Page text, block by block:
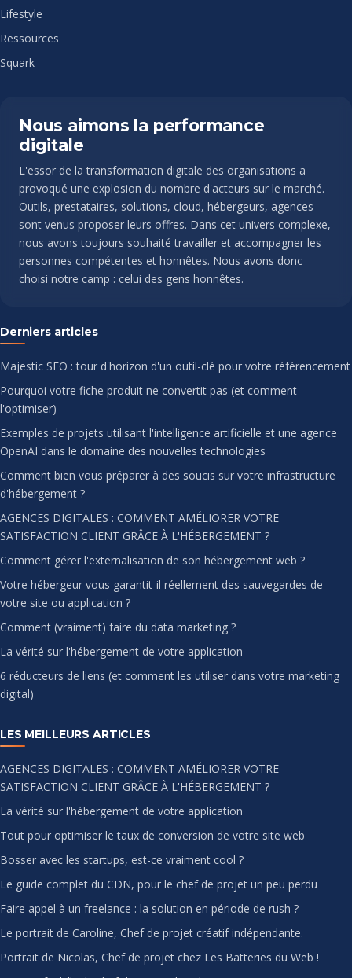
Lifestyle
Ressources
Squark
Nous aimons la performance
digitale
L'essor de la transformation digitale des organisations a
provoqué une explosion du nombre d'acteurs sur le marché.
Outils, prestataires, solutions, cloud, hébergeurs, agences
sont venus proposer leurs offres. Dans cet univers complexe,
nous avons toujours souhaité travailler et accompagner les
personnes compétentes et honnêtes. Nous avons donc
choisi notre camp : celui des gens honnêtes.
Derniers articles
Majestic SEO : tour d'horizon d'un outil-clé pour votre référencement
Pourquoi votre fiche produit ne convertit pas (et comment
l'optimiser)
Exemples de projets utilisant l'intelligence artificielle et une agence
OpenAI dans le domaine des nouvelles technologies
Comment bien vous préparer à des soucis sur votre infrastructure
d'hébergement ?
AGENCES DIGITALES : COMMENT AMÉLIORER VOTRE
SATISFACTION CLIENT GRÂCE À L'HÉBERGEMENT ?
Comment gérer l'externalisation de son hébergement web ?
Votre hébergeur vous garantit-il réellement des sauvegardes de
votre site ou application ?
Comment (vraiment) faire du data marketing ?
La vérité sur l'hébergement de votre application
6 réducteurs de liens (et comment les utiliser dans votre marketing
digital)
LES MEILLEURS ARTICLES
AGENCES DIGITALES : COMMENT AMÉLIORER VOTRE
SATISFACTION CLIENT GRÂCE À L'HÉBERGEMENT ?
La vérité sur l'hébergement de votre application
Tout pour optimiser le taux de conversion de votre site web
Bosser avec les startups, est-ce vraiment cool ?
Le guide complet du CDN, pour le chef de projet un peu perdu
Faire appel à un freelance : la solution en période de rush ?
Le portrait de Caroline, Chef de projet créatif indépendante.
Portrait de Nicolas, Chef de projet chez Les Batteries du Web !